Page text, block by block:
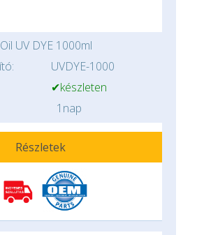
UV DYE 1000ml
UVDYE-1000
✔készleten
1nap
Részletek